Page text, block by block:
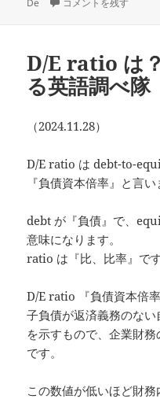
De コメントを残す
D/E ratio は
る英語調べ
（2024.11.28）
D/E ratio は debt-to-
『負債資本倍率』と言い
debt が『負債』で、
意味になります。
ratio は『比、比率』です
D/E ratio 『負債資本倍
子負債が返済義務のな
を示すもので、企業財
です。
この数値が低いほど財務